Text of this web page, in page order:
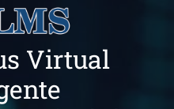
Virtual